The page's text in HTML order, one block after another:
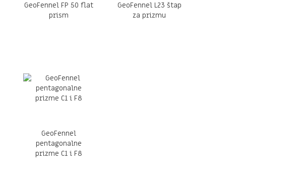
GeoFennel FP 50 flat
prism
GeoFennel L23 štap
za prizmu
GeoFennel
pentagonalne
prizme C1 i F8